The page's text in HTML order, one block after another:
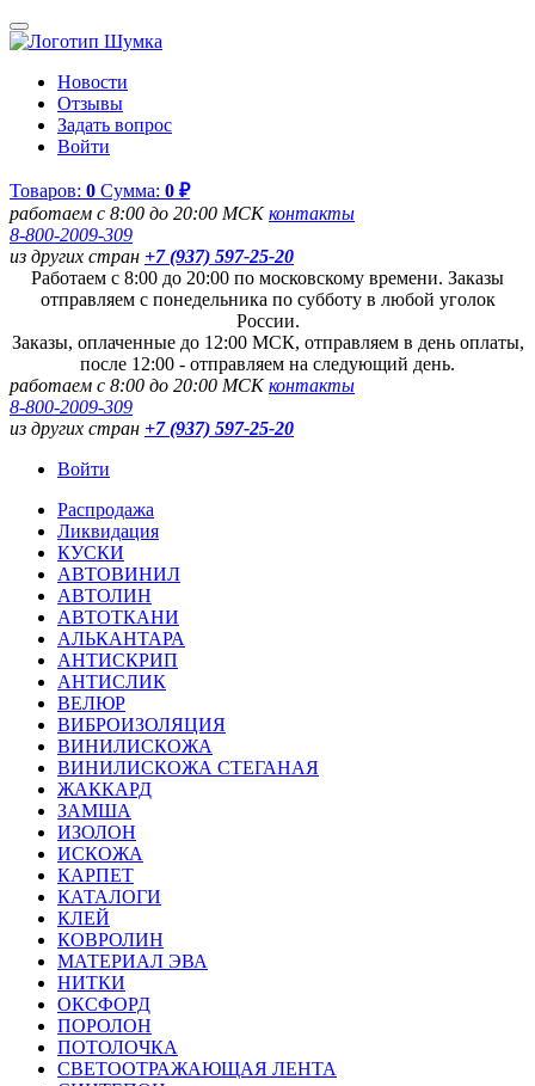
Новости
Отзывы
Задать вопрос
Войти
Товаров: 0 Сумма: 0 ₽
работаем с 8:00 до 20:00 МСКконтакты
8-800-2009-309
из других стран +7 (937) 597-25-20
Работаем с 8:00 до 20:00 по московскому времени. Заказы
отправляем с понедельника по субботу в любой уголок
России.
Заказы, оплаченные до 12:00 МСК, отправляем в день оплаты,
после 12:00 - отправляем на следующий день.
работаем с 8:00 до 20:00 МСКконтакты
8-800-2009-309
из других стран +7 (937) 597-25-20
Войти
Распродажа
Ликвидация
КУСКИ
АВТОВИНИЛ
АВТОЛИН
АВТОТКАНИ
АЛЬКАНТАРА
АНТИСКРИП
АНТИСЛИК
ВЕЛЮР
ВИБРОИЗОЛЯЦИЯ
ВИНИЛИСКОЖА
ВИНИЛИСКОЖА СТЕГАНАЯ
ЖАККАРД
ЗАМША
ИЗОЛОН
ИСКОЖА
КАРПЕТ
КАТАЛОГИ
КЛЕЙ
КОВРОЛИН
МАТЕРИАЛ ЭВА
НИТКИ
ОКСФОРД
ПОРОЛОН
ПОТОЛОЧКА
СВЕТООТРАЖАЮЩАЯ ЛЕНТА